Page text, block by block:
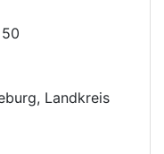
Landkreis